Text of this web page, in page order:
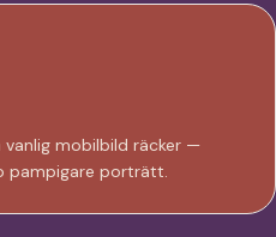
vanlig mobilbild räcker —
pampigare porträtt.